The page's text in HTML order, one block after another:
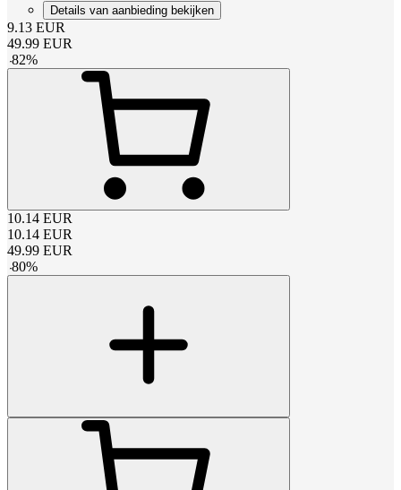
Details van aanbieding bekijken
9.13 EUR
49.99 EUR
-82%
10.14 EUR
10.14 EUR
49.99 EUR
-80%